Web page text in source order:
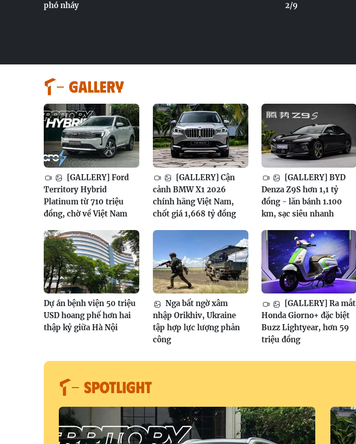
phó nháy
2/9
GALLERY
[GALLERY] Ford
Territory Hybrid
Platinum từ 710 triệu
đồng, chờ về Việt Nam
[GALLERY] Cận
cảnh BMW X1 2026
chính hãng Việt Nam,
chốt giá 1,668 tỷ đồng
[GALLERY] BYD
Denza Z9S hơn 1,1 tỷ
đồng - lăn bánh 1.100
km, sạc siêu nhanh
Dự án bệnh viện 50 triệu
USD hoang phế hơn hai
thập kỷ giữa Hà Nội
Nga bất ngờ xâm
nhập Orikhiv, Ukraine
tập hợp lực lượng phản
công
[GALLERY] Ra mắt
Honda Giorno+ đặc biệt
Buzz Lightyear, hơn 59
triệu đồng
SPOTLIGHT